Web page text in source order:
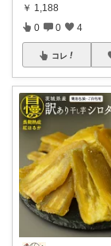
￥ 1,188
0 0 4
コレ